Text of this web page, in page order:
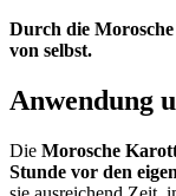
Durch die
von selbst.
Anwendung
Die Morosche
Stunde vor den